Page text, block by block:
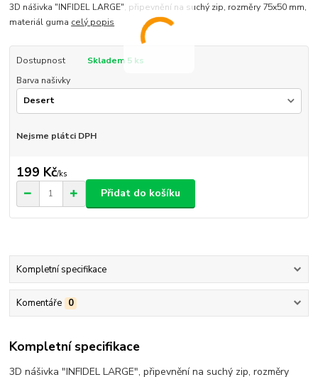
3D nášivka "INFIDEL LARGE", připevnění na suchý zip, rozměry 75x50 mm,
materiál guma celý popis
Dostupnost
Skladem 5 ks
Barva našivky
Nejsme plátci DPH
199 Kč/ks
Přidat do košíku
Kompletní specifikace
Komentáře 0
Kompletní specifikace
3D nášivka "INFIDEL LARGE", připevnění na suchý zip, rozměry